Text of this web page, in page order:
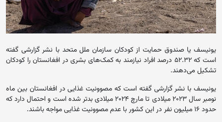
یونیسف یا صندوق حمایت از کودکان سازمان ملل متحد با نشر گزارشی گفته
است که ۵۲.۳۲ درصد افراد نیازمند به کمک‌های بشری در افغانستان را کودکان
تشکیل می‌دهند.
یونیسف با نشر گزارشی گفته است که مصوونیت غذایی در افغانستان بین ماه
نومبر سال ۲۰۲۳ میلادی تا مارچ ۲۰۲۴ میلادی بدتر شده است و احتمال دارد که
حدود ۱۶ میلیون نفر در این کشور با عدم مصوونیت غذایی مواجه باشند.